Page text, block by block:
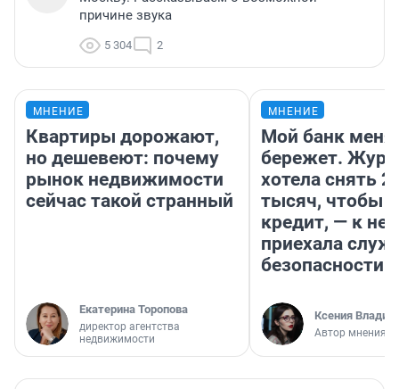
причине звука
5 304 2
МНЕНИЕ
Квартиры дорожают,
но дешевеют: почему
рынок недвижимости
сейчас такой странный
Екатерина Торопова
директор агентства
недвижимости
МНЕНИЕ
Мой банк меня
бережет.
хотела снять
тысяч, чтобы
кредит, — к
приехала
безопасности
Ксения
Автор мнения